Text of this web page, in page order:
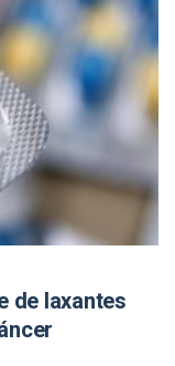
de laxantes